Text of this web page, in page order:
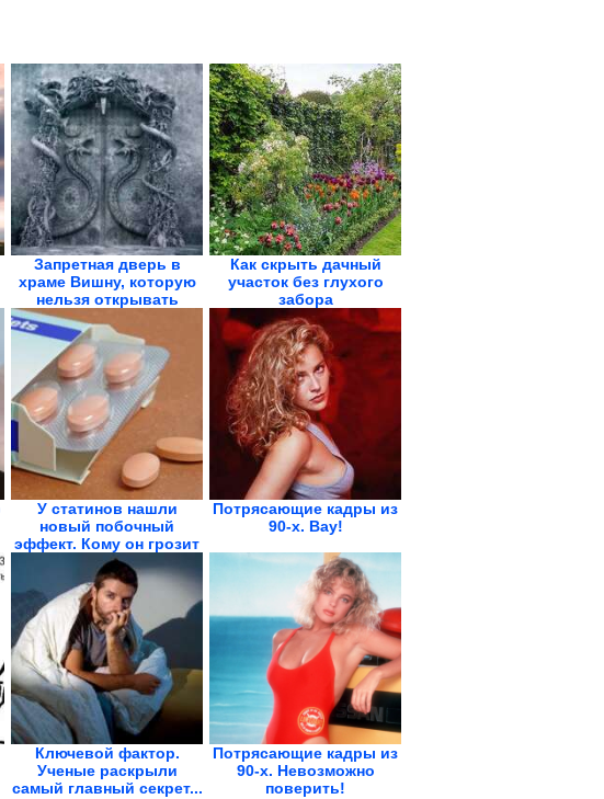
Запретная дверь в
храме Вишну, которую
нельзя открывать
Как cкрыть дачный
участок без глухого
забора
У статинов нашли
новый побочный
эффект. Кому он грозит
в...
Потрясающие кадры из
90-х. Вау!
Ключевой фактор.
Ученые раскрыли
самый главный секрет...
Потрясающие кадры из
90-х. Невозможно
поверить!